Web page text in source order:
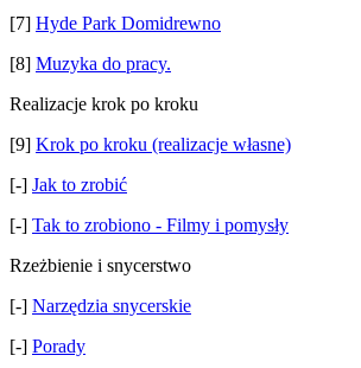
[7] Hyde Park Domidrewno
[8] Muzyka do pracy.
Realizacje krok po kroku
[9] Krok po kroku (realizacje własne)
[-] Jak to zrobić
[-] Tak to zrobiono - Filmy i pomysły
Rzeżbienie i snycerstwo
[-] Narzędzia snycerskie
[-] Porady